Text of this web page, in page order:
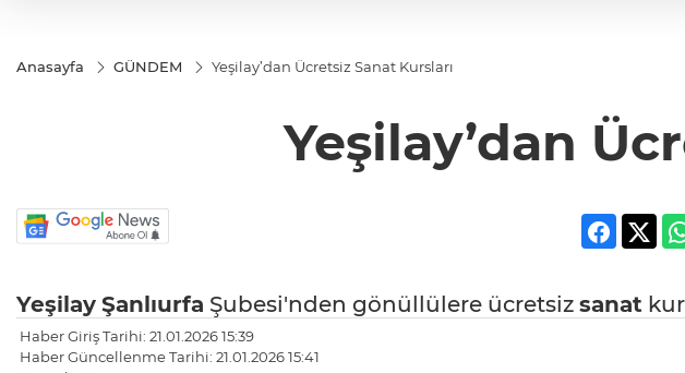
Anasayfa GÜNDEM Yeşilay’dan Ücretsiz Sanat Kursları
Yeşilay’dan
Yeşilay Şanlıurfa Şubesi'nden gönüllülere ücretsiz sanat
Haber Giriş Tarihi: 21.01.2026 15:39
Haber Güncellenme Tarihi: 21.01.2026 15:41